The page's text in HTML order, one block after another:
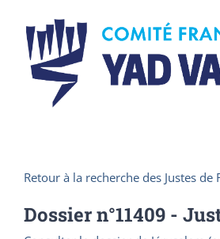
content
Retour à la recherche des Justes de
Dossier n°11409 -